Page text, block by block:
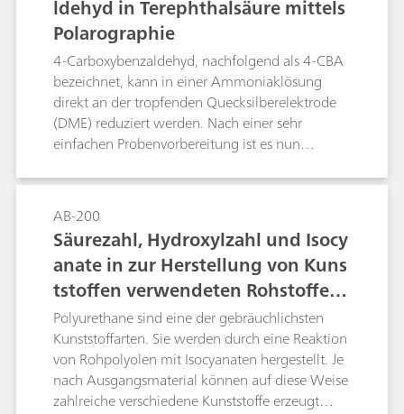
Maleinsäure.
ldehyd in Terephthalsäure mittels
Polarographie
4-Carboxybenzaldehyd, nachfolgend als 4-CBA
bezeichnet, kann in einer Ammoniaklösung
direkt an der tropfenden Quecksilberelektrode
(DME) reduziert werden. Nach einer sehr
einfachen Probenvorbereitung ist es nun
den niedrigen ppm-Bereich schnell und präzise
zu bestimmen, und zwar in Terephthalsäure
mittels Polarographie.
AB-200
Säurezahl, Hydroxylzahl und Isocy
anate in zur Herstellung von Kuns
tstoffen verwendeten Rohstoffen
– Bestimmung mittels automatisc
her potentiometrischer Titration n
ach verschiedenen Normen
Polyurethane sind eine der gebräuchlichsten
Kunststoffarten. Sie werden durch eine Reaktion
von Rohpolyolen mit Isocyanaten hergestellt. Je
nach Ausgangsmaterial können auf diese Weise
zahlreiche verschiedene Kunststoffe erzeugt